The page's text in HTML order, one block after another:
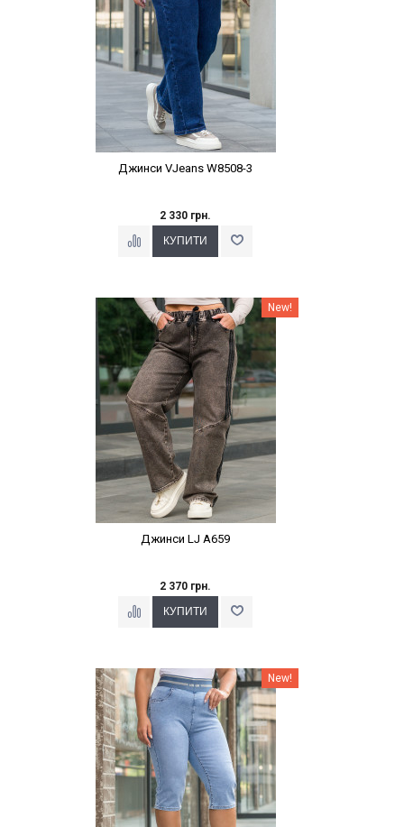
Джинси VJeans W8508-3
2 330 грн.
Наклейки Варіант з % New!
Джинси LJ A659
2 370 грн.
Наклейки Варіант з % New!